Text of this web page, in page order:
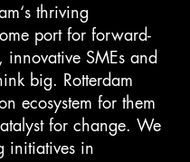
thriving
port for forward-
innovative SMEs and
big. Rotterdam
ecosystem for them
for change. We
initiatives in